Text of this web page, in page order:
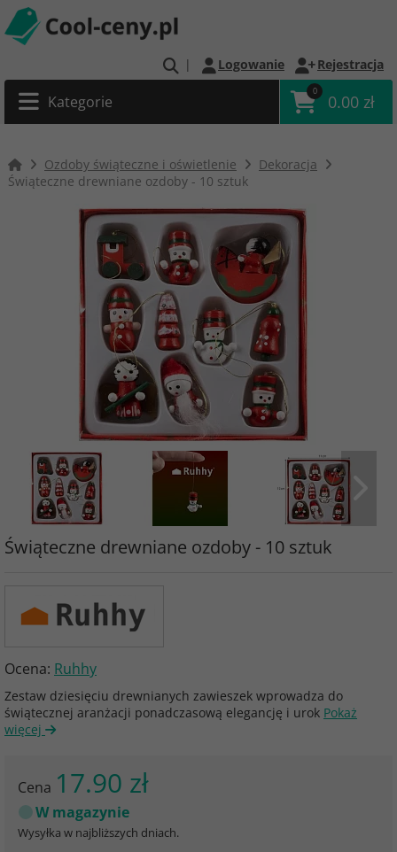
| Logowanie Rejestracja
Kategorie
0
0.00 zł
Ozdoby świąteczne i oświetlenie
Dekoracja
Świąteczne drewniane ozdoby - 10 sztuk
Świąteczne drewniane ozdoby - 10 sztuk
Ocena: Ruhhy
Zestaw dziesięciu drewnianych zawieszek wprowadza do
świątecznej aranżacji ponadczasową elegancję i urok Pokaż
więcej
Cena 17.90 zł
W magazynie
Wysyłka w najbliższych dniach.